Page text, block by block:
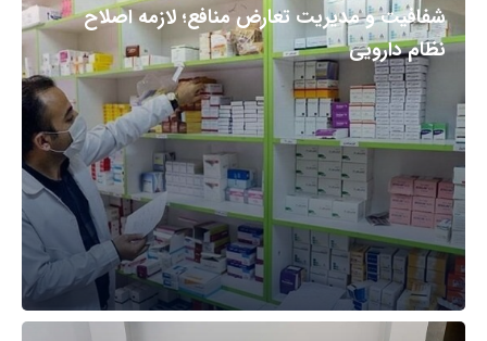
شفافیت و مدیریت تعارض منافع؛ لازمه اصلاح
نظام دارویی